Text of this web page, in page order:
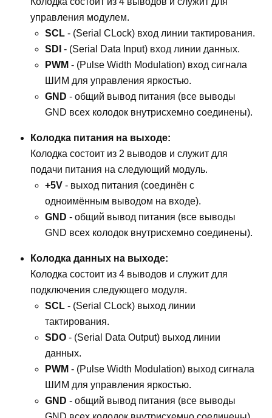
управления модулем.
SCL - (Serial CLock) вход линии тактирования.
SDI - (Serial Data Input) вход линии данных.
PWM - (Pulse Width Modulation) вход сигнала
ШИМ для управления яркостью.
GND - общий вывод питания (все выводы
GND всех колодок внутрисхемно соединены).
Колодка питания на выходе:
Колодка состоит из 2 выводов и служит для
подачи питания на следующий модуль.
+5V - выход питания (соединён с
одноимённым выводом на входе).
GND - общий вывод питания (все выводы
GND всех колодок внутрисхемно соединены).
Колодка данных на выходе:
Колодка состоит из 4 выводов и служит для
подключения следующего модуля.
SCL - (Serial CLock) выход линии
тактирования.
SDO - (Serial Data Output) выход линии
данных.
PWM - (Pulse Width Modulation) выход сигнала
ШИМ для управления яркостью.
GND - общий вывод питания (все выводы